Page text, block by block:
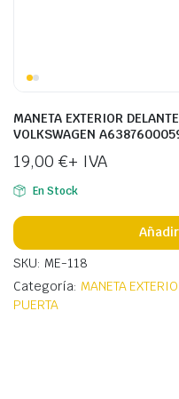
MANETA EXTERIOR
VOLKSWAGEN
19,00 €+ IVA
En Stock
SKU: ME-118
Categoría: MANETA
PUERTA